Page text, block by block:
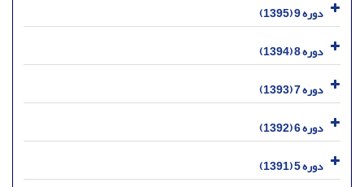
دوره 9 (1395)
دوره 8 (1394)
دوره 7 (1393)
دوره 6 (1392)
دوره 5 (1391)